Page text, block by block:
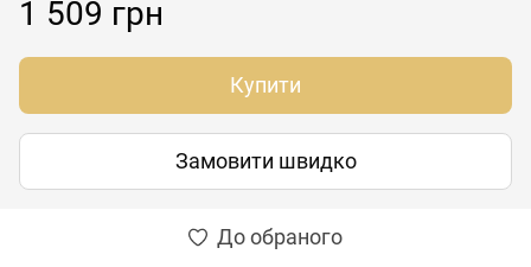
1 509 грн
Купити
Замовити швидко
До обраного